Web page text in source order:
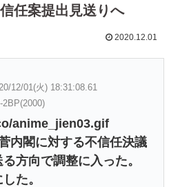
任案提出見送りへ
2020.12.01
12/01(火) 18:31:08.61
2BP(2000)
anime_jien03.gif
内閣に対する不信任決議
方向で調整に入った。
た。